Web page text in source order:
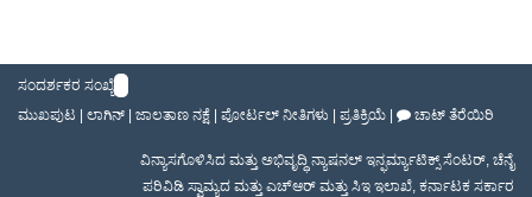
ಸಂದರ್ಶಕರ ಸಂಖ್ಯೆ
ಮುಖಪುಟ
ಲಾಗಿನ್ ಜಾಲತಾಣ ನಕ್ಷೆ ಪೋರ್ಟಲ್ ನೀತಿಗಳು ಪ್ರತಿಕ್ರಿಯೆ ಚಾಟ್ ತೆರೆಯಿರಿ
ವಿನ್ಯಾಸಗೊಳಿಸಿದ ಮತ್ತು ಅಭಿವೃದ್ಧಿ ನ್ಯಾಷನಲ್ ಇನ್ಫರ್ಮ್ಯಾಟಿಕ್ಸ್ ಸೆಂಟರ್, ಚೆನೈ
ಪರಿವಿಡಿ ಸ್ವಾಮ್ಯದ ಮತ್ತು ಎಚ್ಆರ್ ಮತ್ತು ಸಿಇ ಇಲಾಖೆ, ಕರ್ನಾಟಕ ಸರ್ಕಾರ